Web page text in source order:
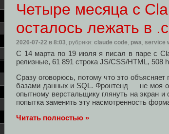
Четыре месяца с
осталось лежать в
2026-07-22 в 8:03, рубрики: claude code, pwa, service
С 14 марта по 19 июля я писал в паре с
релизные, 61 891 строка JS/CSS/HTML, 508
Сразу оговорюсь, потому что это
базами данных и SQL. Фронтенд — не моя
опытному верстальщику глянуть на экран
попытка заменить эту насмотренность
Читать полностью »